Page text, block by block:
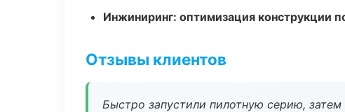
Инжиниринг: оптимизация конструкции
Отзывы клиентов
Быстро запустили пилотную серию,